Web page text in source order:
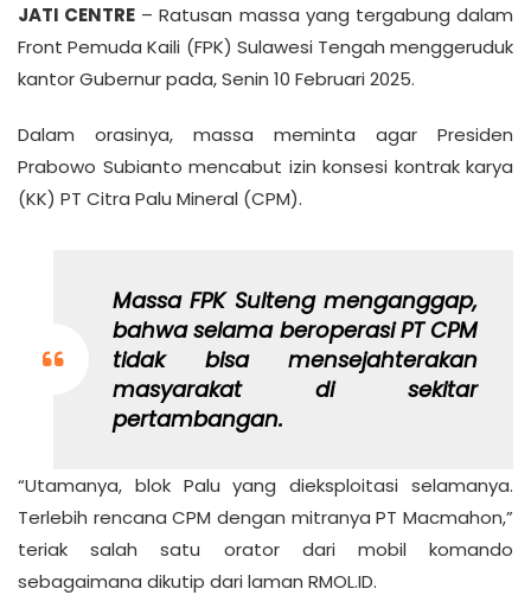
JATI CENTRE – Ratusan massa yang tergabung dalam
Front Pemuda Kaili (FPK) Sulawesi Tengah menggeruduk
kantor Gubernur pada, Senin 10 Februari 2025.
Dalam orasinya, massa meminta agar Presiden
Prabowo Subianto mencabut izin konsesi kontrak karya
(KK) PT Citra Palu Mineral (CPM).
Massa FPK Sulteng menganggap,
bahwa selama beroperasi PT CPM
tidak bisa mensejahterakan
masyarakat di sekitar
pertambangan.
“Utamanya, blok Palu yang dieksploitasi selamanya.
Terlebih rencana CPM dengan mitranya PT Macmahon,”
teriak salah satu orator dari mobil komando
sebagaimana dikutip dari laman RMOL.ID.